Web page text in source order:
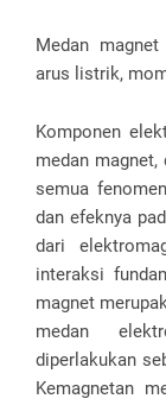
Medan
arus listrik,
Komponen
medan magnet,
semua
dan efeknya
dari
interaksi
magnet
medan
diperlakukan
Kemagnetan